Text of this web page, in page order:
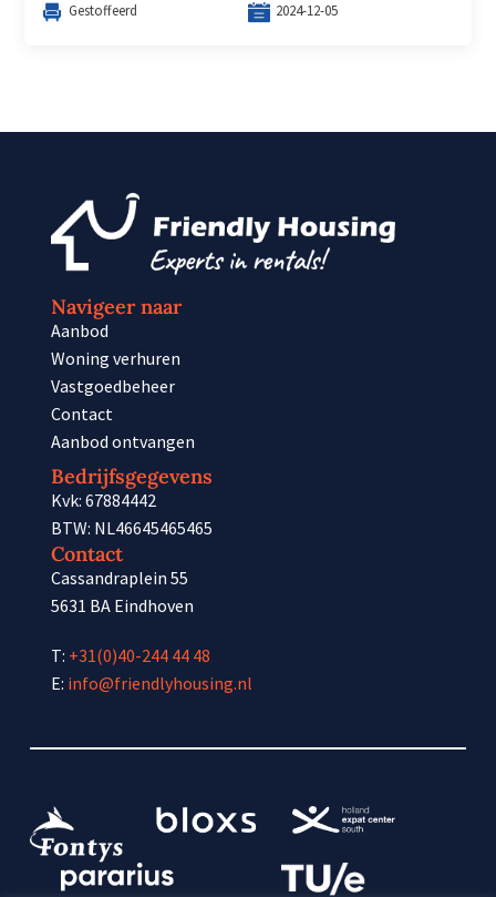
Gestoffeerd
2024-12-05
Navigeer naar
Aanbod
Woning verhuren
Vastgoedbeheer
Contact
Aanbod ontvangen
Bedrijfsgegevens
Kvk: 67884442
BTW: NL46645465465
Contact
Cassandraplein 55
5631 BA Eindhoven
T: +31(0)40-244 44 48
E: info@friendlyhousing.nl